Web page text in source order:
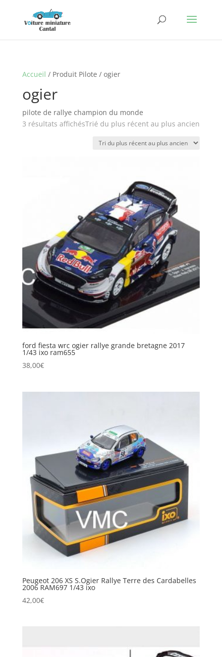
Accueil / Produit Pilote / ogier
ogier
pilote de rallye champion du monde
3 résultats affichésTrié du plus récent au plus ancien
ford fiesta wrc ogier rallye grande bretagne 2017
1/43 ixo ram655
38,00€
Peugeot 206 XS S.Ogier Rallye Terre des Cardabelles
2006 RAM697 1/43 ixo
42,00€